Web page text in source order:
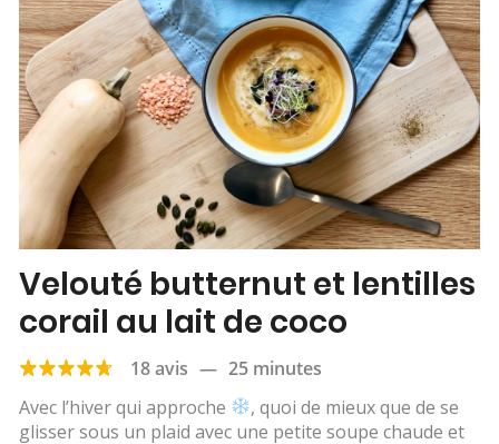
Velouté butternut et lentilles
corail au lait de coco
18 avis — 25 minutes
Avec l’hiver qui approche
, quoi de mieux que de se
glisser sous un plaid avec une petite soupe chaude et